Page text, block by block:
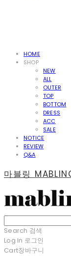
HOME
SHOP
NEW
ALL
OUTER
TOP
BOTTOM
DRESS
ACC
SALE
NOTICE
REVIEW
Q&A
마블링
Search 검색
Log In 로그인
Cart장바구니